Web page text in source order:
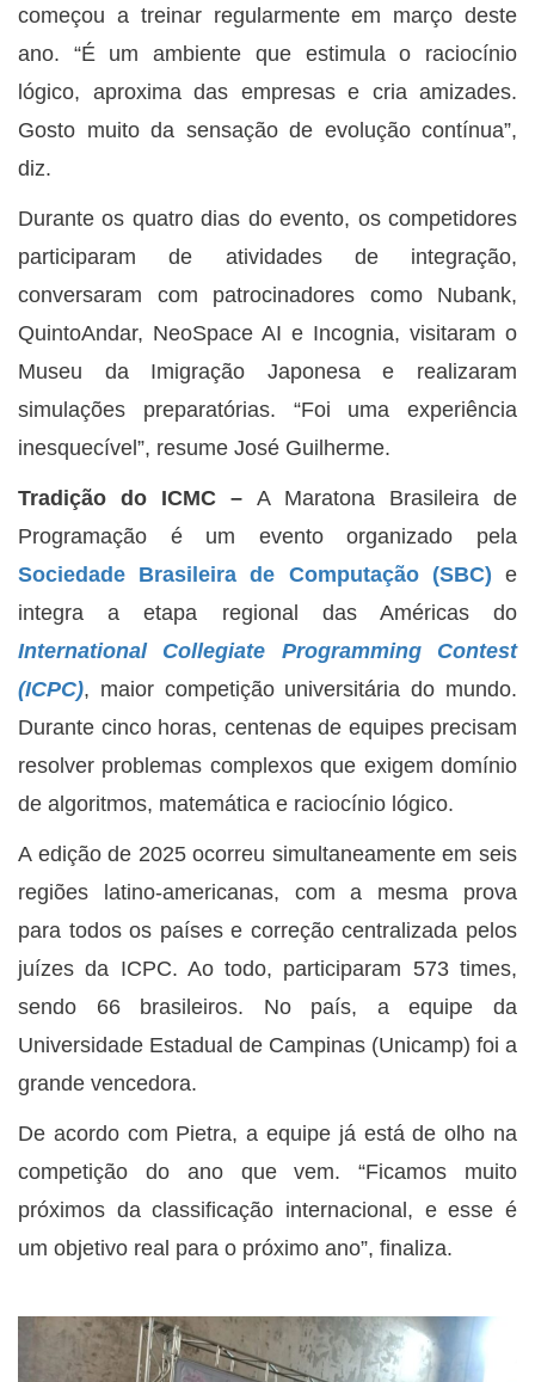
começou a treinar regularmente em março deste
ano. “É um ambiente que estimula o raciocínio
lógico, aproxima das empresas e cria amizades.
Gosto muito da sensação de evolução contínua”,
diz.
Durante os quatro dias do evento, os competidores
participaram de atividades de integração,
conversaram com patrocinadores como Nubank,
QuintoAndar, NeoSpace AI e Incognia, visitaram o
Museu da Imigração Japonesa e realizaram
simulações preparatórias. “Foi uma experiência
inesquecível”, resume José Guilherme.
Tradição do ICMC – A Maratona Brasileira de
Programação é um evento organizado pela
Sociedade Brasileira de Computação (SBC) e
integra a etapa regional das Américas do
International Collegiate Programming Contest
(ICPC), maior competição universitária do mundo.
Durante cinco horas, centenas de equipes precisam
resolver problemas complexos que exigem domínio
de algoritmos, matemática e raciocínio lógico.
A edição de 2025 ocorreu simultaneamente em seis
regiões latino-americanas, com a mesma prova
para todos os países e correção centralizada pelos
juízes da ICPC. Ao todo, participaram 573 times,
sendo 66 brasileiros. No país, a equipe da
Universidade Estadual de Campinas (Unicamp) foi a
grande vencedora.
De acordo com Pietra, a equipe já está de olho na
competição do ano que vem. “Ficamos muito
próximos da classificação internacional, e esse é
um objetivo real para o próximo ano”, finaliza.